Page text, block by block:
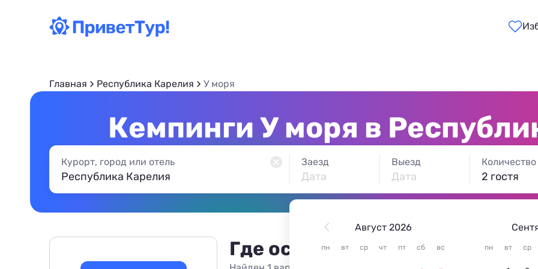
Главная Республика Карелия У моря
Кемпинги У моря в
Курорт, город или отель Заезд
Дата
Выезд
Дата
Август 2026
пн вт ср чт пт сб вс пн вт ср
Количество
2 гостя
Где остановиться в